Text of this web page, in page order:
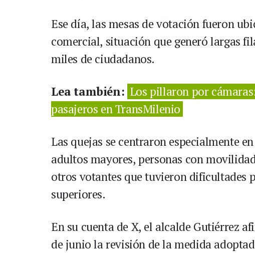
Ese día, las mesas de votación fueron
comercial, situación que generó largas
miles de ciudadanos.
Lea también: Los pillaron por
pasajeros en TransMilenio
Las quejas se centraron especialmente
adultos mayores, personas con
otros votantes que tuvieron dificultades
superiores.
En su cuenta de X, el alcalde Gutiérrez
de junio la revisión de la medida